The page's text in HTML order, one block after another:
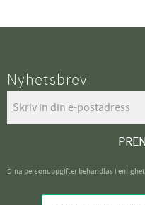
Nyhetsbrev
Dina personuppgifter behandlas i